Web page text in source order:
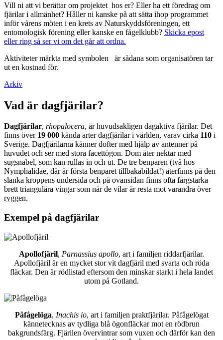
Vill ni att vi berättar om projektet hos er? Eller ha ett föredrag om
fjärilar i allmänhet? Håller ni kanske på att sätta ihop programmet
inför vårens möten i en krets av Naturskyddsföreningen, ett
entomologisk förening eller kanske en fågelklubb? Skicka epost
eller ring så ser vi om det går att ordna.
Aktiviteter märkta med symbolen
är sådana som organisatören tar
ut en kostnad för.
Arkiv
Vad är dagfjärilar?
Dagfjärilar, rhopalocera, är huvudsakligen dagaktiva fjärilar. Det
finns över 19 000 kända arter dagfjärilar i världen, varav cirka 110 i
Sverige. Dagfjärilarna känner dofter med hjälp av antenner på
huvudet och ser med stora facettögon. Dom äter nektar med
sugsnabel, som kan rullas in och ut. De tre benparen (två hos
Nymphalidae, där är första benparet tillbakabildat!) återfinns på den
slanka kroppens undersida och på ovansidan finns ofta färgstarka
brett triangulära vingar som när de vilar är resta mot varandra över
ryggen.
Exempel på dagfjärilar
Apollofjäril, Parnassius apollo, art i familjen riddarfjärilar.
Apollofjäril är en mycket stor vit dagfjäril med svarta och röda
fläckar. Den är rödlistad eftersom den minskar starkt i hela landet
utom på Gotland.
Påfågelöga, Inachis io, art i familjen praktfjärilar. Påfågelögat
kännetecknas av tydliga blå ögonfläckar mot en rödbrun
bakgrundsfärg. Fjärilen övervintrar som vuxen och därför kan den